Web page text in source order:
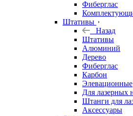
Фиберглас
Штативы
Назад
Штативы
Алюминий
Дерево
Фиберглас
Карбон
Элевационные
Для лазерных
Штанги для
Аксессуары